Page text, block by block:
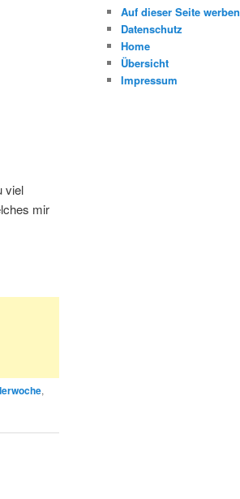
viel
mir
,
Auf dieser Seite werben
Datenschutz
Home
Übersicht
Impressum